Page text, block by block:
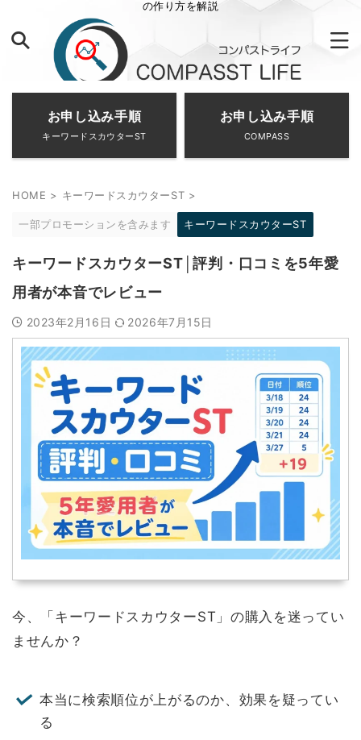
の作り方を解説
お申し込み手順
キーワードスカウターST
お申し込み手順
COMPASS
HOME > キーワードスカウターST >
一部プロモーションを含みます キーワードスカウターST
キーワードスカウターST│評判・口コミを5年愛
用者が本音でレビュー
2023年2月16日 2026年7月15日
今、「キーワードスカウターST」の購入を迷ってい
ませんか？
本当に検索順位が上がるのか、効果を疑ってい
る